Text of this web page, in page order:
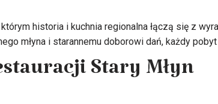
historia i kuchnia regionalna łączą się z
młyna i starannemu doborowi dań, każdy
Stary Młyn